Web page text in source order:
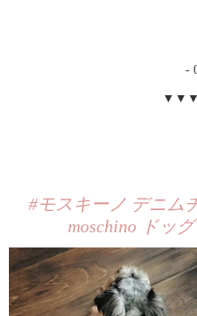
-
#モスキーノ デニム
moschino ドッ